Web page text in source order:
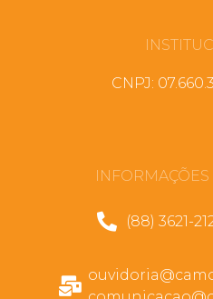
CNPJ:
(88) 3621-